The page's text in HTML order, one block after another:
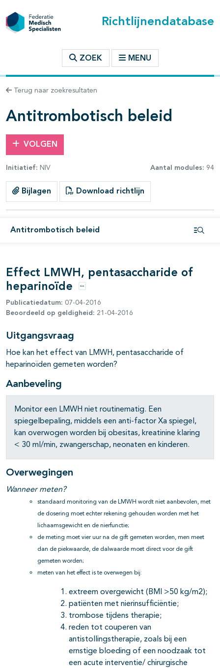
Richtlijnendatabase
ZOEK MENU
Terug naar zoekresultaten
Antitrombotisch beleid
VOLGEN
Initiatief: NIV Aantal modules: 94
Bijlagen Download richtlijn
Antitrombotisch beleid
binnen deze richtlijn
open- en dichtklappen
open- en dichtklappen
open- en dichtklappen
open- en dichtklappen
open- en dichtklappen
open- en dichtklappen
open- en dichtklappen
open- en dichtklappen
Effect LMWH, pentasaccharide of
heparinoïde
Opties
Publicatiedatum: 07-04-2016
Beoordeeld op geldigheid: 21-04-2016
Uitgangsvraag
Hoe kan het effect van LMWH, pentasaccharide of
heparinoïden gemeten worden?
Aanbeveling
Monitor een LMWH niet routinematig. Een
spiegelbepaling, middels een anti-factor Xa spiegel,
kan overwogen worden bij obesitas, kreatinine klaring
< 30 ml/min, zwangerschap, neonaten en kinderen.
Overwegingen
Wanneer meten?
standaard monitoring van de LMWH wordt niet aanbevolen, met
de dosering moet echter rekening gehouden worden met het
lichaamsgewicht en de nierfunctie;
de meting moet vier uur na de gift gemeten worden, men meet
dan de piekwaarde, de dalwaarde moet direct voor de gift
gemeten worden;
meten van het effect is te overwegen bij:
extreem overgewicht (BMI >50 kg/m2);
patiënten met nierinsufficiëntie;
trombose tijdens therapie;
reden tot couperen van
antistollingstherapie, zoals bij een
ernstige bloeding of een noodzaak tot
een acute interventie/ chirurgische